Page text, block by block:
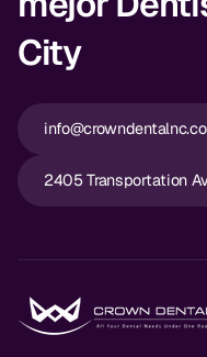
City
2405 Transportation